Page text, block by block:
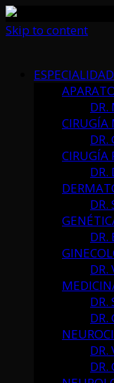
Skip to content
DR.
CIRUGÍA
DR.
CIRUGÍA
DR.
DR.
DR.
DR.
DR.
DR.
DR.
DR.